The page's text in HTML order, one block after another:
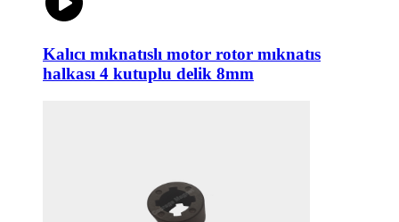
Kalıcı mıknatıslı motor rotor mıknatıs
halkası 4 kutuplu delik 8mm